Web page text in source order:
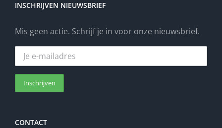
INSCHRIJVEN NIEUWSBRIEF
Mis geen actie. Schrijf je in voor onze nieuwsbrief.
CONTACT